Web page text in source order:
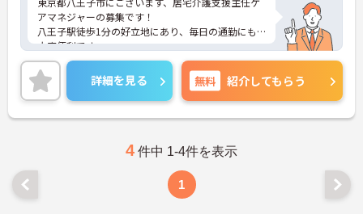
アマネジャーの募集です！
八王子駅徒歩1分の好立地にあり、毎日の通勤にも
大変便利です。
多職種とのチームワークもよく、フォロー体制も整
っております。
ご興味ある方には、面接対策ポイントなど、さらに
詳細をお話しいたしますのでお気軽にご相談くださ
い！
詳細を見る 無料 紹介してもらう
4 件中 1-4件を表示
1